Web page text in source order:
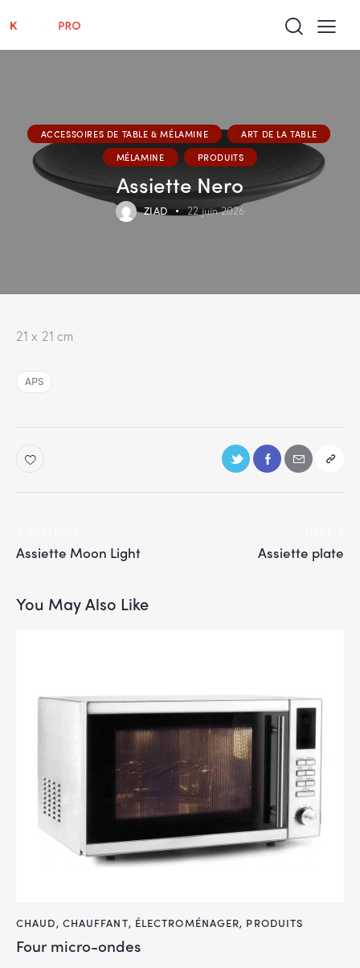
ACCESSOIRES DE TABLE & MÉLAMINE
ART DE LA TABLE
MÉLAMINE
PRODUITS
Assiette Nero
ZIAD 22 juin 2026
21 x 21 cm
APS
Assiette Moon Light Assiette plate
You May Also Like
CHAUD, CHAUFFANT, ÉLECTROMÉNAGER, PRODUITS
Four micro-ondes